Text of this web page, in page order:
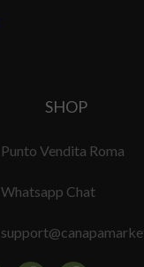
SHOP
Punto Vendita Roma
Whatsapp Chat